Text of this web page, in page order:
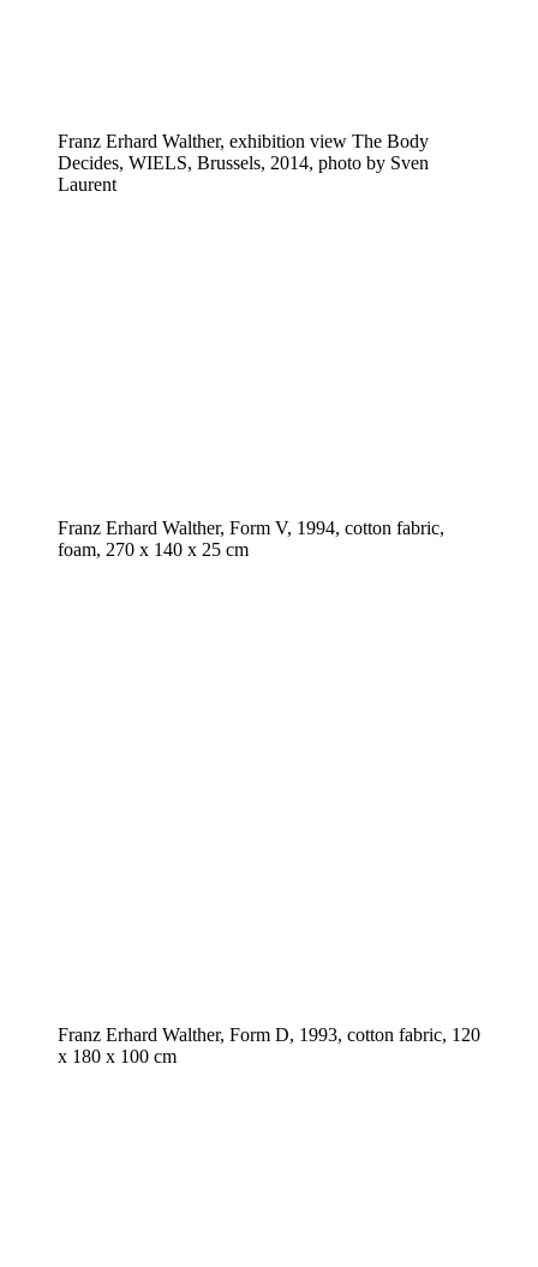
Franz Erhard Walther, exhibition view The Body
Decides, WIELS, Brussels, 2014, photo by Sven
Laurent
Franz Erhard Walther, Form V, 1994, cotton fabric,
foam, 270 x 140 x 25 cm
Franz Erhard Walther, Form D, 1993, cotton fabric, 120
x 180 x 100 cm